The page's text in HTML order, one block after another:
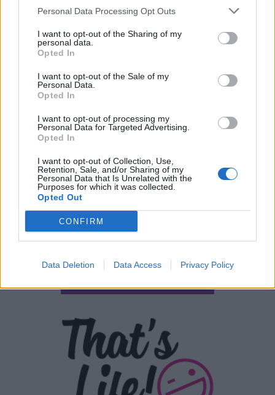
Personal Data Processing Opt Outs
I want to opt-out of the Sharing of my
personal data.
Opted In
I want to opt-out of the Sale of my
Personal Data.
Opted In
I want to opt-out of processing my
Personal Data for Targeted Advertising.
Opted In
I want to opt-out of Collection, Use,
Retention, Sale, and/or Sharing of my
Personal Data that Is Unrelated with the
Purposes for which it was collected.
Opted Out
CONFIRM
Data Deletion Data Access Privacy Policy
update huawei wearables
ΣΎΝΔΕΣΜΟΙ